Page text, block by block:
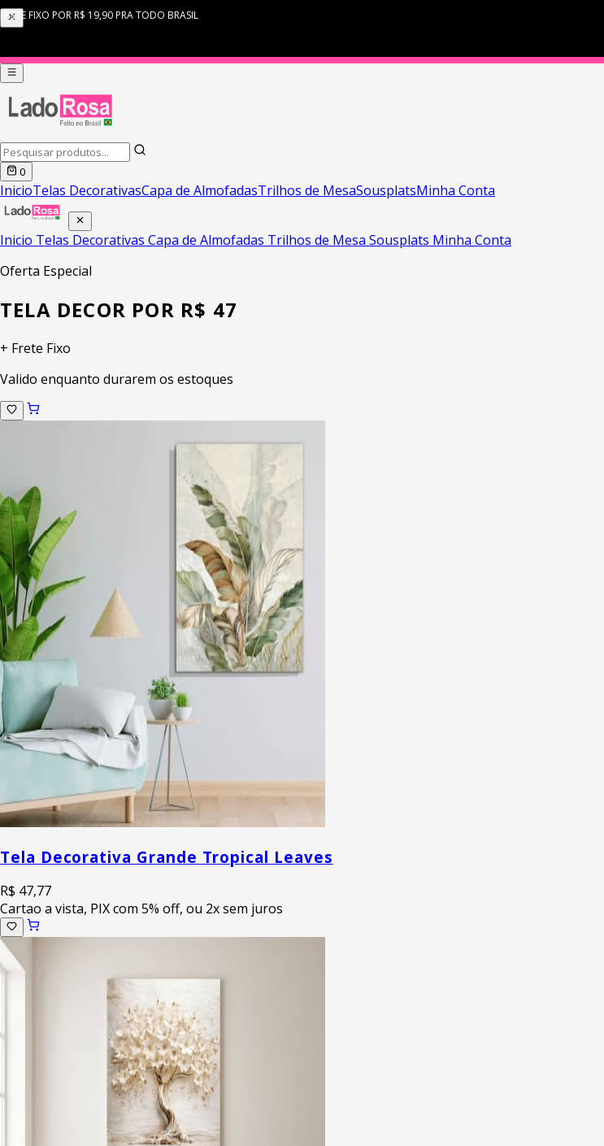
0
InicioTelas DecorativasCapa de AlmofadasTrilhos de MesaSousplatsMinha Conta
Inicio Telas Decorativas Capa de Almofadas Trilhos de Mesa Sousplats Minha Conta
Oferta Especial
TELA DECOR POR R$ 47
+ Frete Fixo
Valido enquanto durarem os estoques
Tela Decorativa Grande Tropical Leaves
R$ 47,77
Cartao a vista, PIX com 5% off, ou 2x sem juros